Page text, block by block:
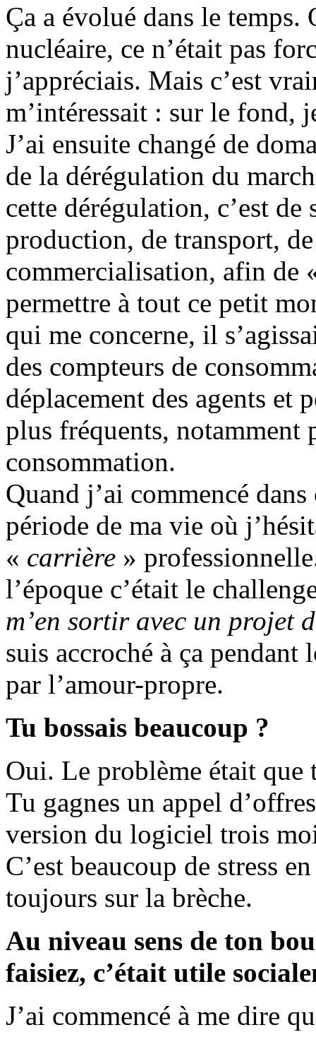
Ça a évolué dans le
nucléaire, ce n’était pas
j’appréciais. Mais c’est
m’intéressait : sur le fond,
J’ai ensuite changé de
de la dérégulation du
cette dérégulation, c’est de
production, de transport,
commercialisation, afin de
permettre à tout ce petit
qui me concerne, il
des compteurs de
déplacement des agents et
plus fréquents, notamment
consommation.
Quand j’ai commencé
période de ma vie où
« carrière »
l’époque c’était le
m’en sortir avec un projet
suis accroché à ça
par l’amour-propre.
Tu bossais beaucoup ?
Oui. Le problème était que
Tu gagnes un appel
version du logiciel trois
C’est beaucoup de stress
toujours sur la brèche.
Au niveau sens de ton
faisiez, c’était utile
J’ai commencé à me dire